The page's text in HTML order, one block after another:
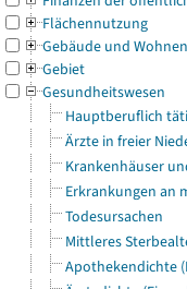
Flächennutzung
Gebäude und Wohnen
Gebiet
Gesundheitswesen
Hauptberuflich
Ärzte in freier
Krankenhäuser
Erkrankungen an
Todesursachen
Mittleres
Apothekendichte